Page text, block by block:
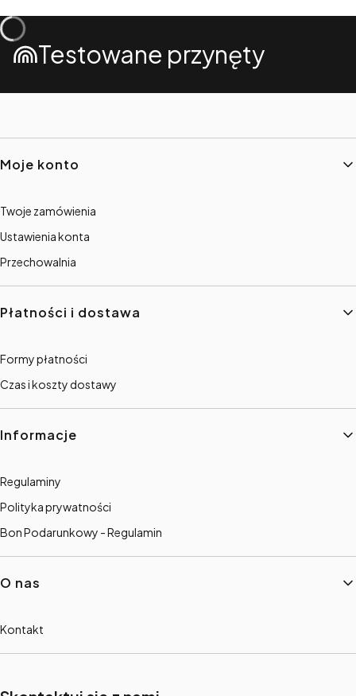
Testowane przynęty
Linki w stopce
Moje konto
Twoje zamówienia
Ustawienia konta
Przechowalnia
Płatności i dostawa
Formy płatności
Czas i koszty dostawy
Informacje
Regulaminy
Polityka prywatności
Bon Podarunkowy - Regulamin
O nas
Kontakt